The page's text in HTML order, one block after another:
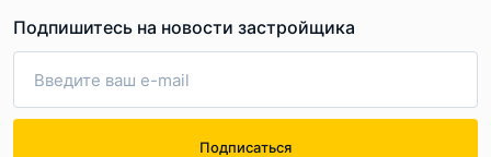
Подпишитесь на новости застройщика
Подписаться